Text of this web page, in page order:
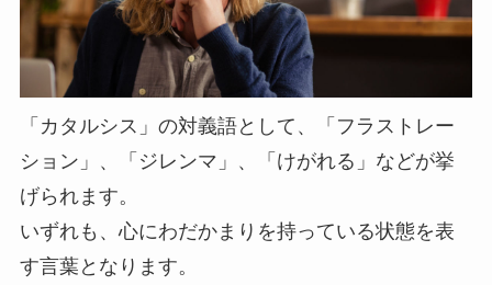
「カタルシス」の対義語として、「フラストレー
ション」、「ジレンマ」、「けがれる」などが挙
げられます。
いずれも、心にわだかまりを持っている状態を表
す言葉となります。